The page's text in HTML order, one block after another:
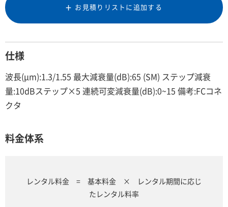
お見積りリストに追加する
仕様
波長(μm):1.3/1.55 最大減衰量(dB):65 (SM) ステップ減衰
量:10dBステップ×5 連続可変減衰量(dB):0~15 備考:FCコネ
クタ
料金体系
レンタル料金 = 基本料金 × レンタル期間に応じ
たレンタル料率